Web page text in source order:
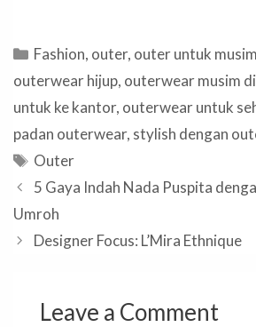
Categories
Fashion, outer, outer untuk
outerwear hijup, outerwear musim
untuk ke kantor, outerwear untuk
padan outerwear, stylish dengan
Tags
Outer
5 Gaya Indah Nada Puspita
Umroh
Designer Focus: L’Mira Ethnique
Leave a Comment